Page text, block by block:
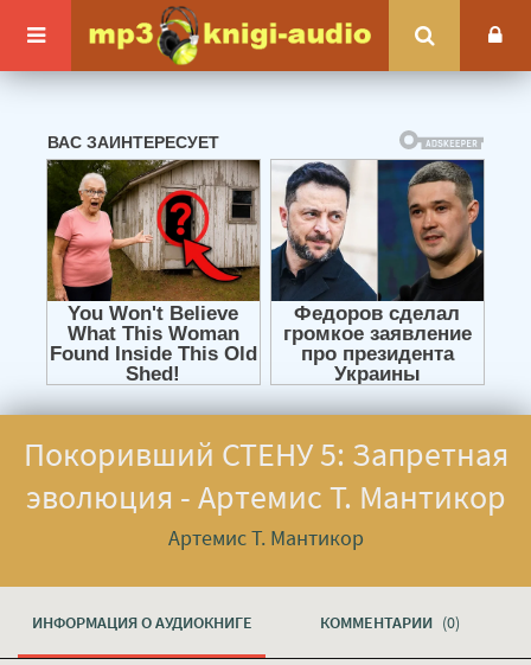
Покоривший СТЕНУ 5: Запретная
эволюция - Артемис Т. Мантикор
Артемис Т. Мантикор
ИНФОРМАЦИЯ О АУДИОКНИГЕ КОММЕНТАРИИ (0)